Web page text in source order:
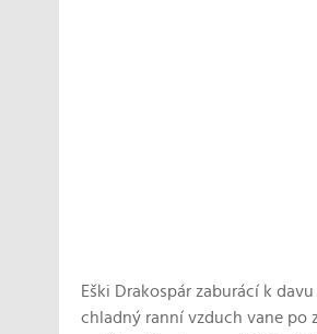
Eški Drakospár zaburácí k
chladný ranní vzduch vane po